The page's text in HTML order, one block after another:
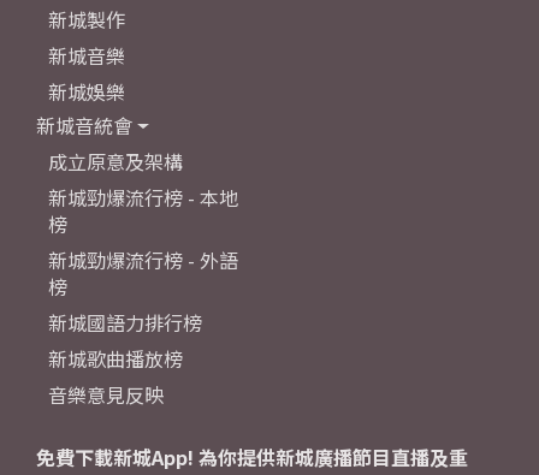
新城製作
新城音樂
新城娛樂
新城音統會
成立原意及架構
新城勁爆流行榜 - 本地
榜
新城勁爆流行榜 - 外語
榜
新城國語力排行榜
新城歌曲播放榜
音樂意見反映
免費下載新城App! 為你提供新城廣播節目直播及重